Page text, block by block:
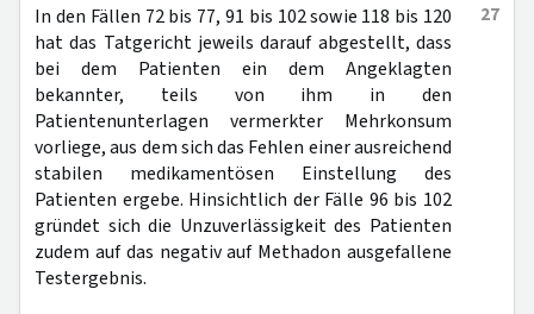
27
In den Fällen 72 bis 77, 91 bis 102 sowie 118 bis 120
hat das Tatgericht jeweils darauf abgestellt, dass
bei dem Patienten ein dem Angeklagten
bekannter, teils von ihm in den
Patientenunterlagen vermerkter Mehrkonsum
vorliege, aus dem sich das Fehlen einer ausreichend
stabilen medikamentösen Einstellung des
Patienten ergebe. Hinsichtlich der Fälle 96 bis 102
gründet sich die Unzuverlässigkeit des Patienten
zudem auf das negativ auf Methadon ausgefallene
Testergebnis.